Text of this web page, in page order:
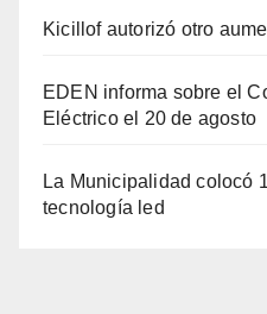
Kicillof autorizó otro
EDEN informa sobre el
Eléctrico el 20 de agosto
La Municipalidad colocó
tecnología led